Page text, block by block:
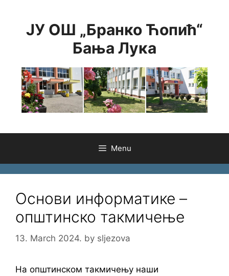
contentЈУ ОШ „Бранко Ћопић“
Бања Лука
Menu
Основи информатике –
општинско такмичење
13. March 2024. by sljezova
На општинском такмичењу наши